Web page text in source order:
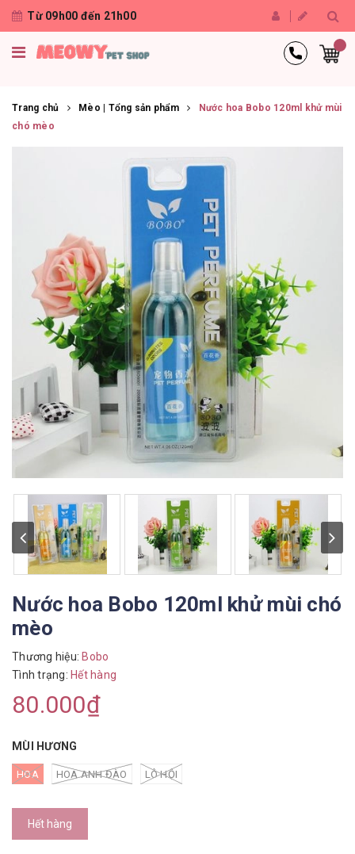
Từ 09h00 đến 21h00
Trang chủ Mèo | Tổng sản phẩm
Nước hoa Bobo 120ml khử mùi
chó mèo
Nước hoa Bobo 120ml khử mùi chó
mèo
Thương hiệu: Bobo
Tình trạng: Hết hàng
80.000₫
MÙI HƯƠNG
HOA HOA ANH ĐÀO LÔ HỘI
Hết hàng